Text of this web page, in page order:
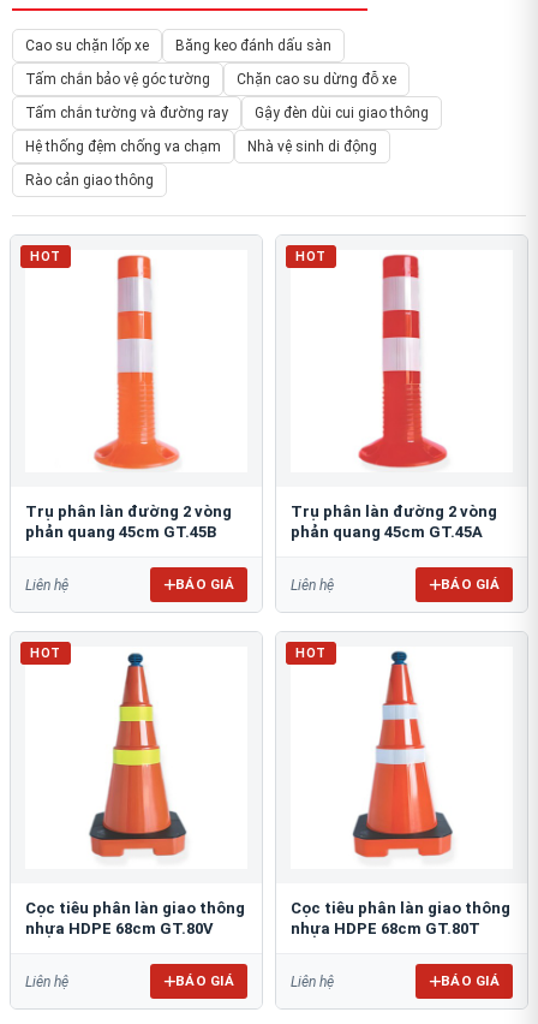
Cao su chặn lốp xe
Băng keo đánh dấu sàn
Tấm chắn bảo vệ góc tường
Chặn cao su dừng đỗ xe
Tấm chắn tường và đường ray
Gậy đèn dùi cui giao thông
Hệ thống đệm chống va chạm
Nhà vệ sinh di động
Rào cản giao thông
HOT
Trụ phân làn đường 2 vòng
phản quang 45cm GT.45B
Liên hệ BÁO GIÁ
HOT
Trụ phân làn đường 2 vòng
phản quang 45cm GT.45A
Liên hệ BÁO GIÁ
HOT
Cọc tiêu phân làn giao thông
nhựa HDPE 68cm GT.80V
Liên hệ BÁO GIÁ
HOT
Cọc tiêu phân làn giao thông
nhựa HDPE 68cm GT.80T
Liên hệ BÁO GIÁ